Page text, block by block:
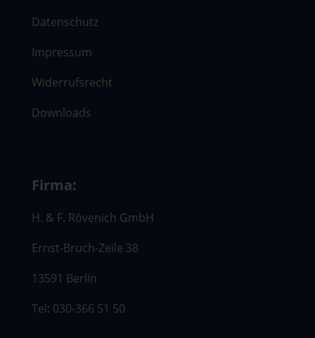
Datenschutz
Impressum
Widerrufsrecht
Downloads
Firma:
H. & F. Rövenich GmbH
Ernst-Bruch-Zeile 38
13591 Berlin
Tel: 030-366 51 50